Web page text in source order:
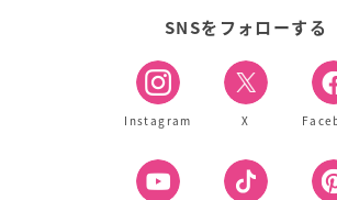
SNSをフォローする
Instagram X